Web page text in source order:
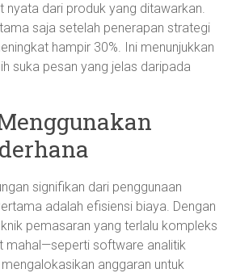
nyata dari produk yang ditawarkan.
saja setelah penerapan strategi
hampir 30%. Ini menunjukkan
suka pesan yang jelas daripada
signifikan dari penggunaan
adalah efisiensi biaya. Dengan
pemasaran yang terlalu kompleks
mahal—seperti software analitik
anggaran untuk